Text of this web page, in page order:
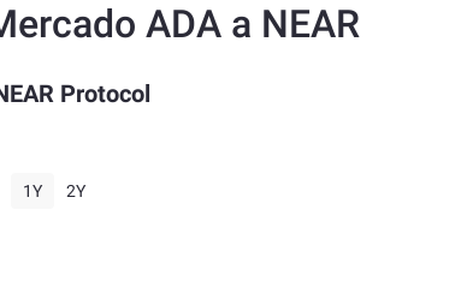
ADA a NEAR
Protocol
1Y 2Y